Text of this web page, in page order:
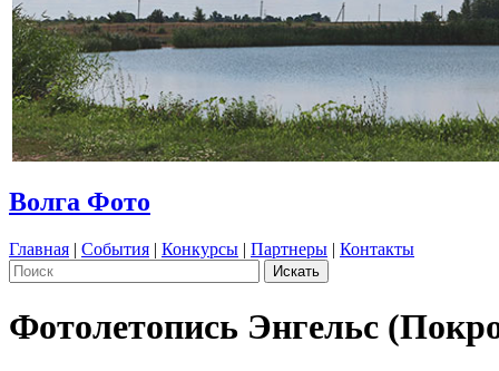
Волга Фото
Главная | События | Конкурсы | Партнеры | Контакты
Фотолетопись Энгельс